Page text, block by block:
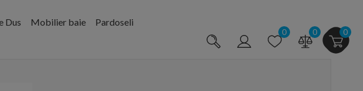
Dus Mobilier baie Pardoseli
0 0 0